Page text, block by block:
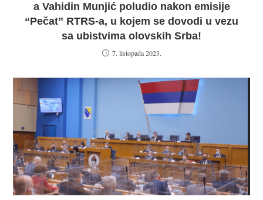
a Vahidin Munjić poludio nakon emisije
“Pečat” RTRS-a, u kojem se dovodi u vezu
sa ubistvima olovskih Srba!
7. listopada 2023.